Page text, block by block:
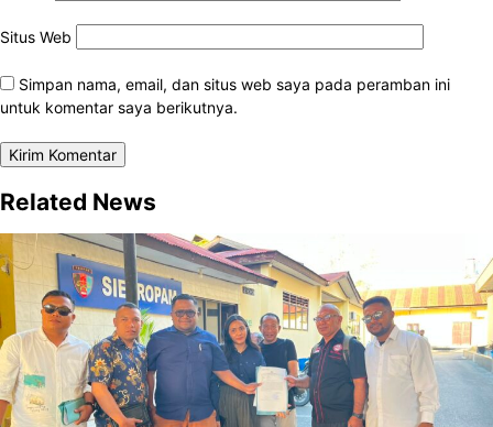
Situs Web
Simpan nama, email, dan situs web saya pada peramban ini
untuk komentar saya berikutnya.
Related News